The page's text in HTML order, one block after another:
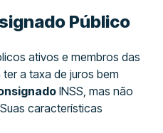
Público
ativos e membros das
a taxa de juros bem
INSS, mas não
características